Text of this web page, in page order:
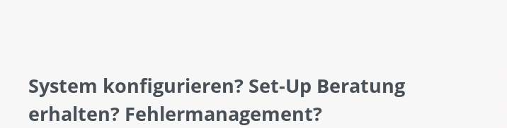
System konfigurieren? Set-Up Beratung
erhalten? Fehlermanagement?